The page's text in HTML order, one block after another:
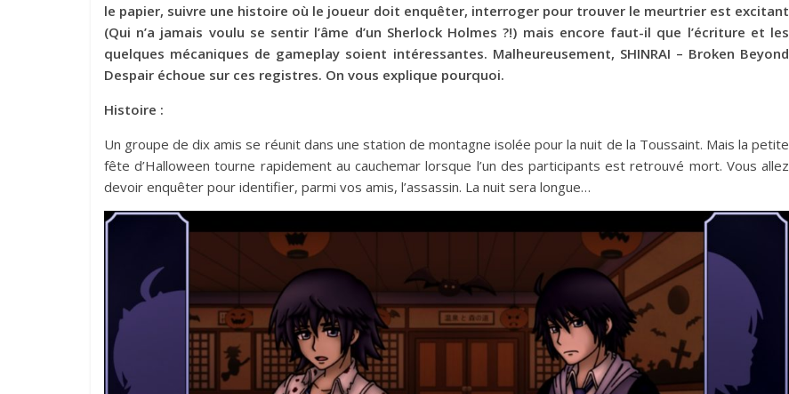
le papier, suivre une histoire où le joueur doit enquêter, interroger pour trouver le meurtrier est excitant
(Qui n’a jamais voulu se sentir l’âme d’un Sherlock Holmes ?!) mais encore faut-il que l’écriture et les
quelques mécaniques de gameplay soient intéressantes. Malheureusement, SHINRAI – Broken Beyond
Despair échoue sur ces registres. On vous explique pourquoi.
Histoire :
Un groupe de dix amis se réunit dans une station de montagne isolée pour la nuit de la Toussaint. Mais la petite
fête d’Halloween tourne rapidement au cauchemar lorsque l’un des participants est retrouvé mort. Vous allez
devoir enquêter pour identifier, parmi vos amis, l’assassin. La nuit sera longue…